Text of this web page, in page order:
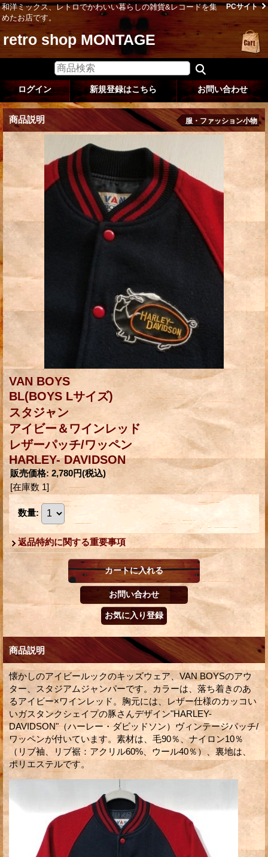
和洋ミックス、レトロでかわいい暮らしの雑貨&レコードを集
めたお店です。
PCサイト
retro shop MONTAGE
ログイン 新規登録はこちら お問い合わせ
商品説明 服・ファッション小物
VAN BOYS
BL(BOYS Lサイズ)
スタジャン
アイビー＆ワインレッド
レザーパッチ/ワッペン
HARLEY- DAVIDSON
販売価格: 2,780円(税込)
[在庫数 1]
数量:
返品特約に関する重要事項
商品説明
懐かしのアイビールックのキッズウェア、VAN BOYSのアウ
ター、スタジアムジャンパーです。カラーは、落ち着きのあ
るアイビー×ワインレッド。胸元には、レザー仕様のカッコい
いガスタンクシェイプの豚さんデザイン"HARLEY-
DAVIDSON"（ハーレー・ダビッドソン）ヴィンテージパッチ/
ワッペンが付いています。素材は、毛90％、ナイロン10％
（リブ袖、リブ裾：アクリル60%、ウール40％）、裏地は、
ポリエステルです。